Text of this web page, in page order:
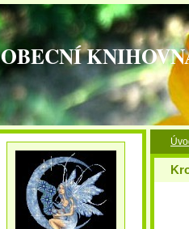
OBECNÍ